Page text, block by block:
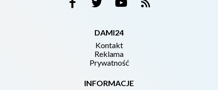
DAMI24
Kontakt
Reklama
Prywatność
INFORMACJE